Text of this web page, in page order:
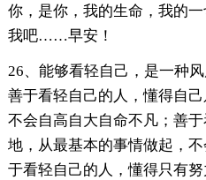
你，是你，我的生命，我的
我吧……早安！
26、能够看轻自己，是一种
善于看轻自己的人，懂得自
不会自高自大自命不凡；善
地，从最基本的事情做起，
于看轻自己的人，懂得只有